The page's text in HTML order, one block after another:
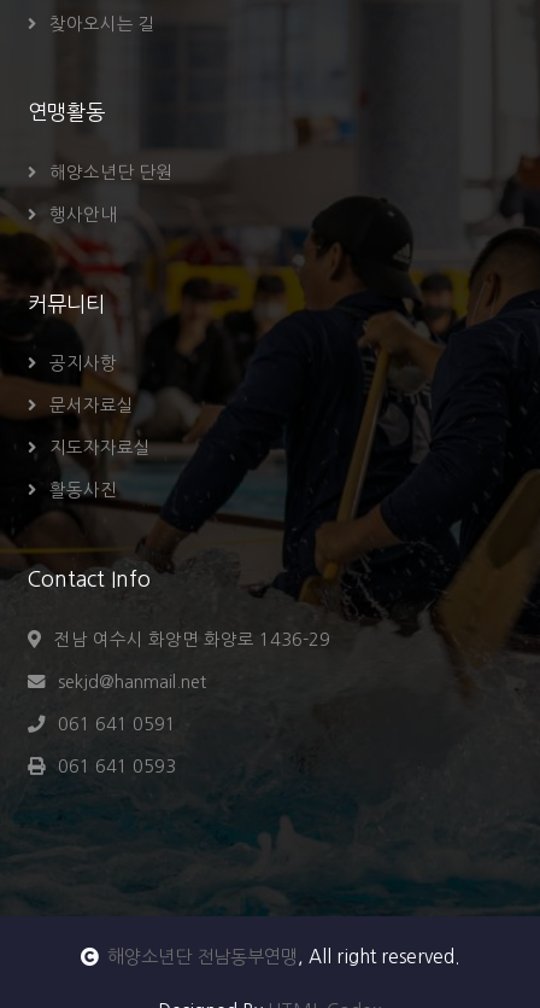
찾아오시는 길
연맹활동
해양소년단 단원
행사안내
커뮤니티
공지사항
문서자료실
지도자자료실
활동사진
Contact Info
전남 여수시 화앙면 화양로 1436-29
sekjd@hanmail.net
061 641 0591
061 641 0593
해양소년단 전남동부연맹 , All right reserved.